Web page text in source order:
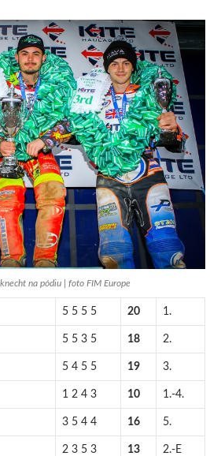
na pódiu | foto FIM Europe
5 5 5 5 20 1.
5 5 3 5 18 2.
5 4 5 5 19 3.
1 2 4 3 10 1.-4.
3 5 4 4 16 5.
2 3 5 3 13 2.-E